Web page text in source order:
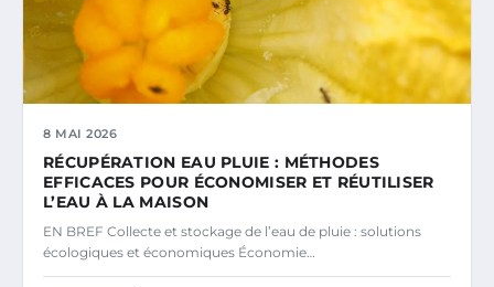
8 MAI 2026
RÉCUPÉRATION EAU PLUIE : MÉTHODES
EFFICACES POUR ÉCONOMISER ET RÉUTILISER
L’EAU À LA MAISON
EN BREF Collecte et stockage de l’eau de pluie : solutions
écologiques et économiques Économie…